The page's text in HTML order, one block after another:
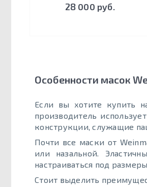
28 000 руб.
Особенности масок
Если вы хотите купить
производитель
конструкции, служащие
Почти все маски от
или назальной.
настраиваться под
Стоит выделить